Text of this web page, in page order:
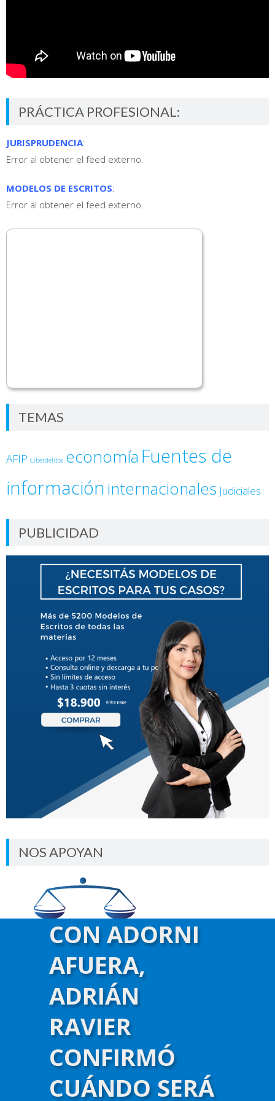
PRÁCTICA PROFESIONAL:
JURISPRUDENCIA:
Error al obtener el feed externo.
MODELOS DE ESCRITOS:
Error al obtener el feed externo.
TEMAS
AFIP Ciberdelitos economía Fuentes de
información internacionales Judiciales
PUBLICIDAD
NOS APOYAN
CON ADORNI
AFUERA,
ADRIÁN
RAVIER
CONFIRMÓ
CUÁNDO SERÁ